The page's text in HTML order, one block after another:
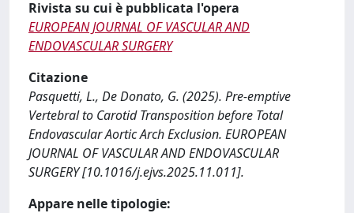
Rivista su cui è pubblicata l'opera
EUROPEAN JOURNAL OF VASCULAR AND
ENDOVASCULAR SURGERY
Citazione
Pasquetti, L., De Donato, G. (2025). Pre-emptive
Vertebral to Carotid Transposition before Total
Endovascular Aortic Arch Exclusion. EUROPEAN
JOURNAL OF VASCULAR AND ENDOVASCULAR
SURGERY [10.1016/j.ejvs.2025.11.011].
Appare nelle tipologie: